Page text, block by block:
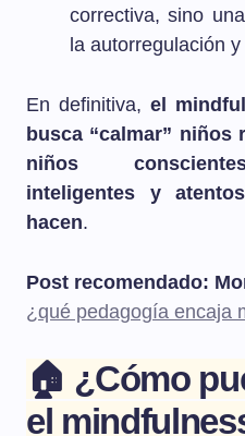
correctiva, sino
la autorregulación
En definitiva, el
busca “calmar”
niños
inteligentes y
hacen.
Post recomendado:
¿qué pedagogía encaja
🏠 ¿Cómo
el